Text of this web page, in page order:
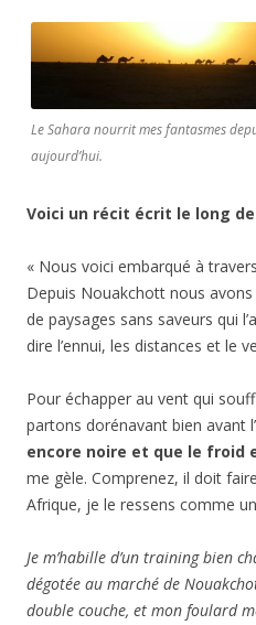
Le Sahara nourrit mes fantasmes
aujourd’hui.
Voici un récit écrit le long
« Nous voici embarqué à
Depuis Nouakchott nous
de paysages sans saveurs qui
dire l’ennui, les distances et le
Pour échapper au vent qui
partons dorénavant bien avant
encore noire et que le froid
me gèle. Comprenez, il doit
Afrique, je le ressens comme
Je m’habille d’un training bien
dégotée au marché de
double couche, et mon foulard